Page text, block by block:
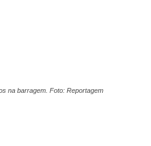
na barragem. Foto: Reportagem